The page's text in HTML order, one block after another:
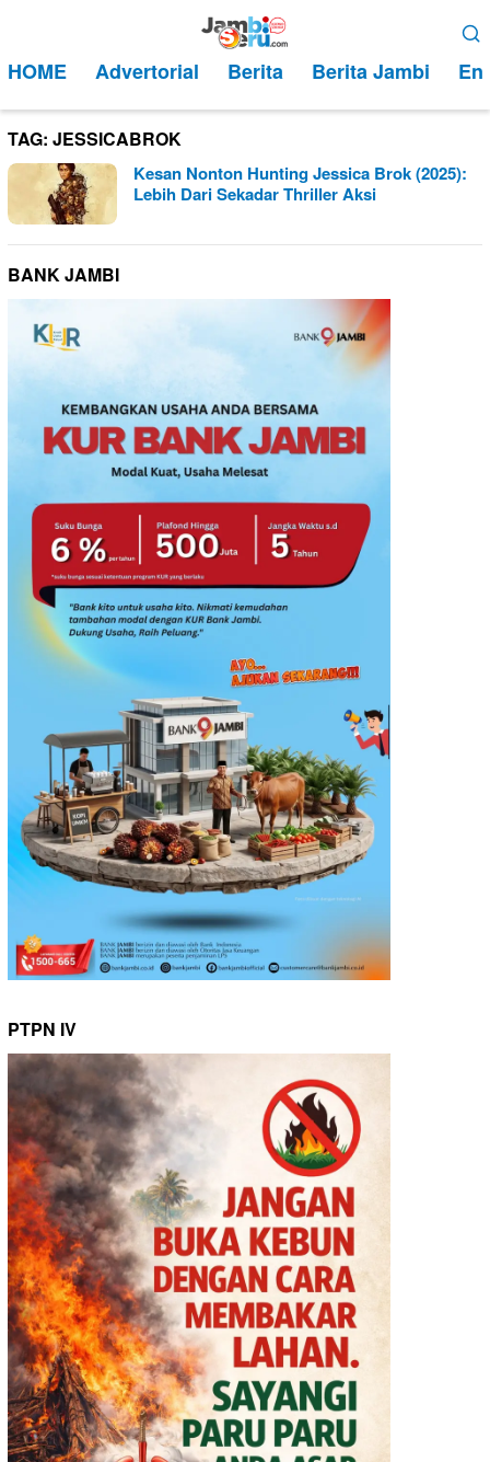
kontenMobile
HOME Advertorial Berita Berita Jambi
TAG: JESSICABROK
Kesan Nonton Hunting Jessica Brok (2025):
Lebih Dari Sekadar Thriller Aksi
BANK JAMBI
PTPN IV